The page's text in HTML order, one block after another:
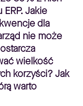
Jakie
dla
nie może
wielkość
korzyści? Jak
warto